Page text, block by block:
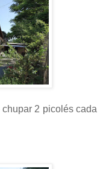
2 picolés cada